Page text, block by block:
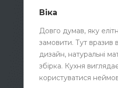
Віка
Довго думав, яку
замовити. Тут вразив
дизайн, натуральні
збірка. Кухня
користуватися